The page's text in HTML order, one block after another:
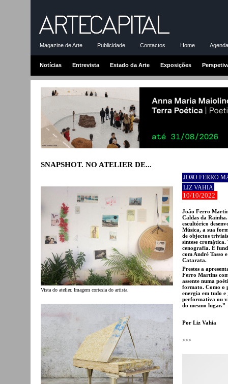
Magazine de Arte Publicidade Contactos Home
Notícias Entrevista Estado da Arte Exposições
SNAPSHOT. NO ATELIER DE...
Vista do atelier. Imagem cortesia do artista.
JOãO FERRO
LIZ VAHIA
10/10/2022
João Ferro
Caldas da
escultórico
Música, a sua
de objectos
síntese
cenografia. É
com André Tasso
Catarata.
Prestes a
Ferro Martins
assente numa
formato. Como o
energia em tudo e
performativa ou
do mesmo lugar.”
Por Liz Vahia
>>>